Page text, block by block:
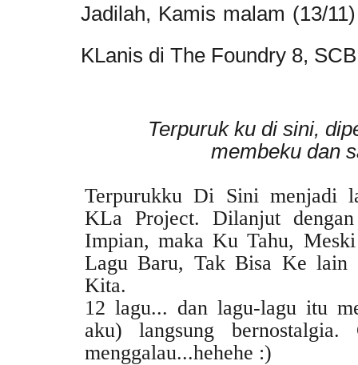
Jadilah, Kamis malam (13/
KLanis di The Foundry 8,
Terpuruk ku di sini,
membeku dan
Terpurukku Di Sini menjadi
KLa Project. Dilanjut
Impian, maka Ku Tahu,
Lagu Baru, Tak Bisa Ke lain
Kita.
12 lagu... dan lagu-lagu itu
aku) langsung
menggalau...hehehe :)